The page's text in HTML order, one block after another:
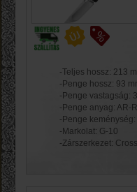
-Teljes hossz: 213
-Penge hossz: 93
-Penge vastagság:
-Penge anyag: AR-
-Penge
-Markolat: G-10
-Zárszerkezet: